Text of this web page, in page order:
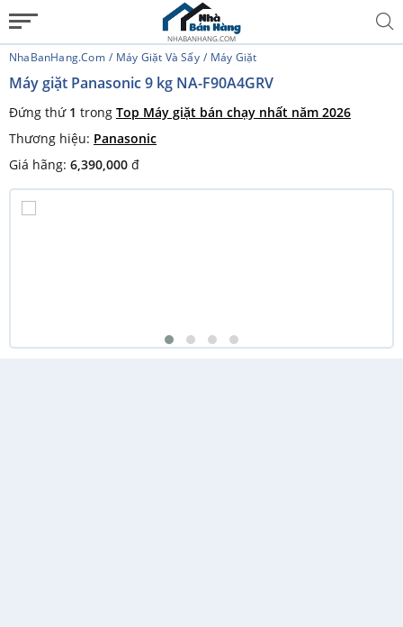
NHABANHANG.COM
NhaBanHang.com Máy Giặt Và Sấy Máy Giặt
Máy giặt Panasonic 9 kg NA-F90A4GRV
Đứng thứ 1 trong Top Máy giặt bán chạy nhất năm 2026
Thương hiệu: Panasonic
Giá hãng: 6,390,000 đ